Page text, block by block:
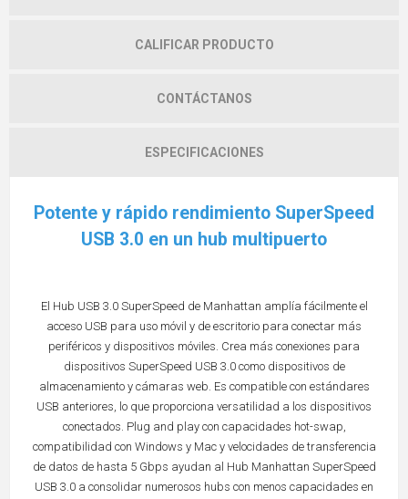
CALIFICAR PRODUCTO
CONTÁCTANOS
ESPECIFICACIONES
Potente y rápido rendimiento SuperSpeed
USB 3.0 en un hub multipuerto
El Hub USB 3.0 SuperSpeed de Manhattan amplía fácilmente el
acceso USB para uso móvil y de escritorio para conectar más
periféricos y dispositivos móviles. Crea más conexiones para
dispositivos SuperSpeed USB 3.0 como dispositivos de
almacenamiento y cámaras web. Es compatible con estándares
USB anteriores, lo que proporciona versatilidad a los dispositivos
conectados. Plug and play con capacidades hot-swap,
compatibilidad con Windows y Mac y velocidades de transferencia
de datos de hasta 5 Gbps ayudan al Hub Manhattan SuperSpeed
USB 3.0 a consolidar numerosos hubs con menos capacidades en